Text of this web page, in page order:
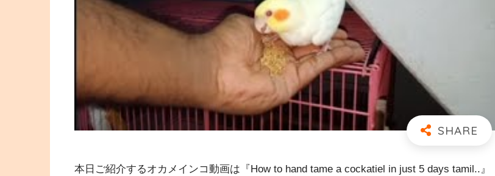
本日ご紹介するオカメインコ動画は『How to hand tame a cockatiel in just 5 days tamil..』